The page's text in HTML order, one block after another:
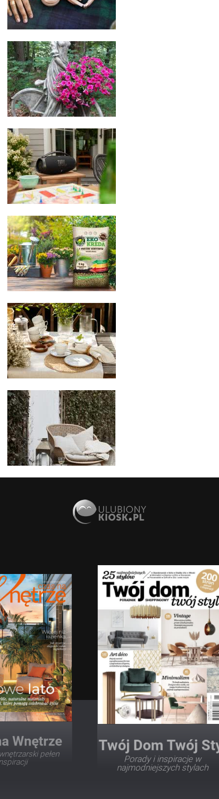
Twój Dom Twój Styl
Porady i inspiracje w
najmodniejszych stylach